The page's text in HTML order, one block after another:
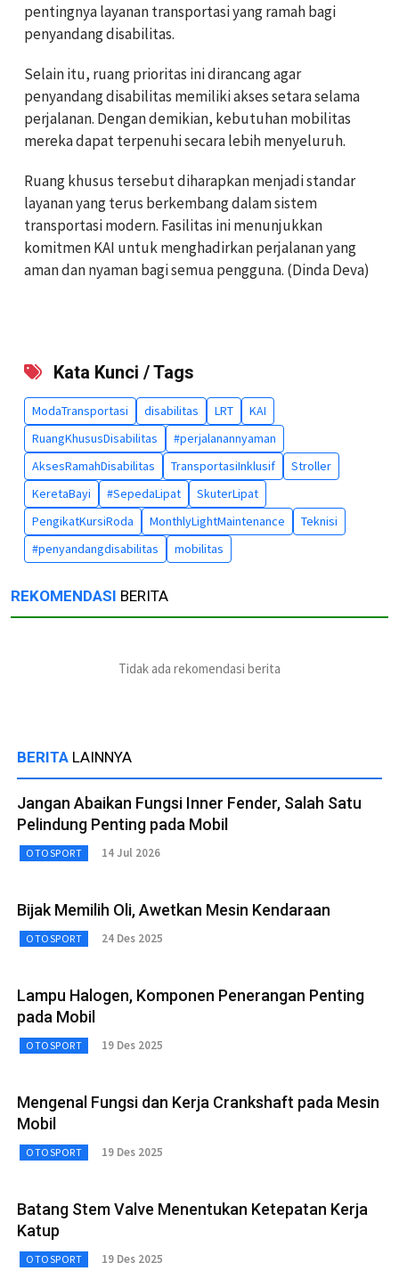
pentingnya layanan transportasi yang ramah bagi
penyandang disabilitas.
Selain itu, ruang prioritas ini dirancang agar
penyandang disabilitas memiliki akses setara selama
perjalanan. Dengan demikian, kebutuhan mobilitas
mereka dapat terpenuhi secara lebih menyeluruh.
Ruang khusus tersebut diharapkan menjadi standar
layanan yang terus berkembang dalam sistem
transportasi modern. Fasilitas ini menunjukkan
komitmen KAI untuk menghadirkan perjalanan yang
aman dan nyaman bagi semua pengguna. (Dinda Deva)
Kata Kunci / Tags
ModaTransportasi disabilitas LRT
KAI
RuangKhususDisabilitas
#perjalanannyaman
AksesRamahDisabilitas
TransportasiInklusif
Stroller
KeretaBayi
#SepedaLipat
SkuterLipat
PengikatKursiRoda
MonthlyLightMaintenance
Teknisi
#penyandangdisabilitas
mobilitas
REKOMENDASI BERITA
Tidak ada rekomendasi berita
BERITA LAINNYA
Jangan Abaikan Fungsi Inner Fender, Salah Satu
Pelindung Penting pada Mobil
OTOSPORT 14 Jul 2026
Bijak Memilih Oli, Awetkan Mesin Kendaraan
OTOSPORT 24 Des 2025
Lampu Halogen, Komponen Penerangan Penting
pada Mobil
OTOSPORT 19 Des 2025
Mengenal Fungsi dan Kerja Crankshaft pada Mesin
Mobil
OTOSPORT 19 Des 2025
Batang Stem Valve Menentukan Ketepatan Kerja
Katup
OTOSPORT 19 Des 2025